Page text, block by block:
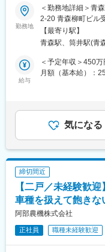
16：00～ 帰社、
17：30 退社
※月平均残業時間
1か月の本社研修
は当社で扱う販売
な知識がない方で
配達業務に慣れて
験をしていただき
■キャリアパス：
基本的にはメンバ
同社の評価制度は
おり、2年で主任、
ります。
変更の範囲：会社
■業務内容：
サービスエンジニ
います。
作業だけではなく
ニケーション、迅
していきます。技
◇据付（搬入・組
◇保守（保守契約・
◇整備（保守に含
■取扱う医療機器
MRI装置、CT装置
装置等
■主なお客様
勤務地
＜勤務地詳細＞青
2-20 青森柳町ビル
の定める事業所（
【最寄り駅】
青森駅、筒井駅(青
給与
＜予定年収＞450
月額（基本給）：
り、選考を通じて
当を含めた表記です
気になる
締切間近
【二戸／未経験歓
車種を扱えて飽きな
阿部農機株式会社
正社員 職種未経験歓迎